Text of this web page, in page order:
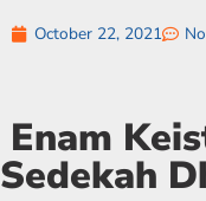
October 22, 2021
Enam
Sedekah